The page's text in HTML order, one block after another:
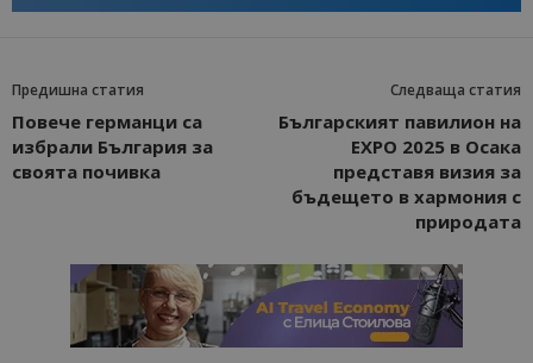
Предишна статия
Повече германци са
избрали България за
своята почивка
Следваща статия
Българският павилион на
EXPO 2025 в Осака
представя визия за
бъдещето в хармония с
природата